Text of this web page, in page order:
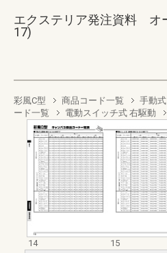
エクステリア発注資料 オ
17)
彩風C型 商品コード一覧 手動
ード一覧
電動スイッチ式 右駆動
14
15